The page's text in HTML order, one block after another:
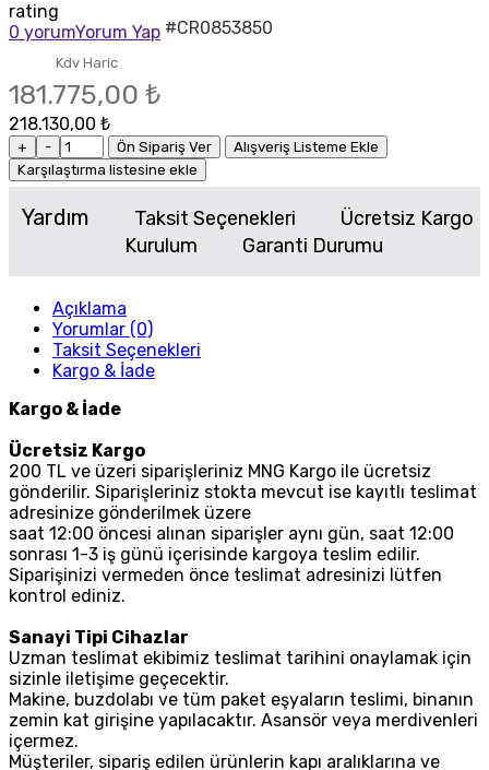
rating
0 yorumYorum Yap #CR0853850
Kdv Haric
181.775,00 ₺
218.130,00 ₺
+ - Ön Sipariş Ver
Alışveriş Listeme Ekle
Karşılaştırma listesine ekle
Yardım Taksit Seçenekleri
Ücretsiz Kargo
Kurulum
Garanti Durumu
Açıklama
Yorumlar (0)
Taksit Seçenekleri
Kargo & İade
Kargo & İade
Ücretsiz Kargo
200 TL ve üzeri siparişleriniz MNG Kargo ile ücretsiz
gönderilir. Siparişleriniz stokta mevcut ise kayıtlı teslimat
adresinize gönderilmek üzere
saat 12:00 öncesi alınan siparişler aynı gün, saat 12:00
sonrası 1-3 iş günü içerisinde kargoya teslim edilir.
Siparişinizi vermeden önce teslimat adresinizi lütfen
kontrol ediniz.
Sanayi Tipi Cihazlar
Uzman teslimat ekibimiz teslimat tarihini onaylamak için
sizinle iletişime geçecektir.
Makine, buzdolabı ve tüm paket eşyaların teslimi, binanın
zemin kat girişine yapılacaktır. Asansör veya merdivenleri
içermez.
Müşteriler, sipariş edilen ürünlerin kapı aralıklarına ve